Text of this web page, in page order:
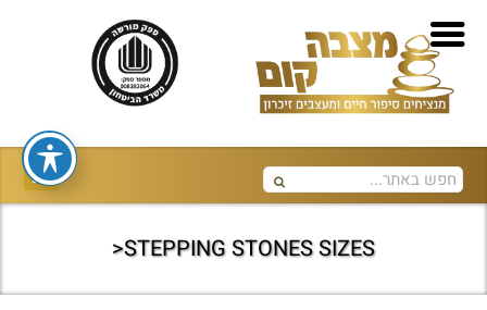
STEPPING STONES SIZES<